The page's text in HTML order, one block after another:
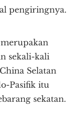
pengiringnya.
sekali-kali
Selatan
Pasifik itu
sekatan.